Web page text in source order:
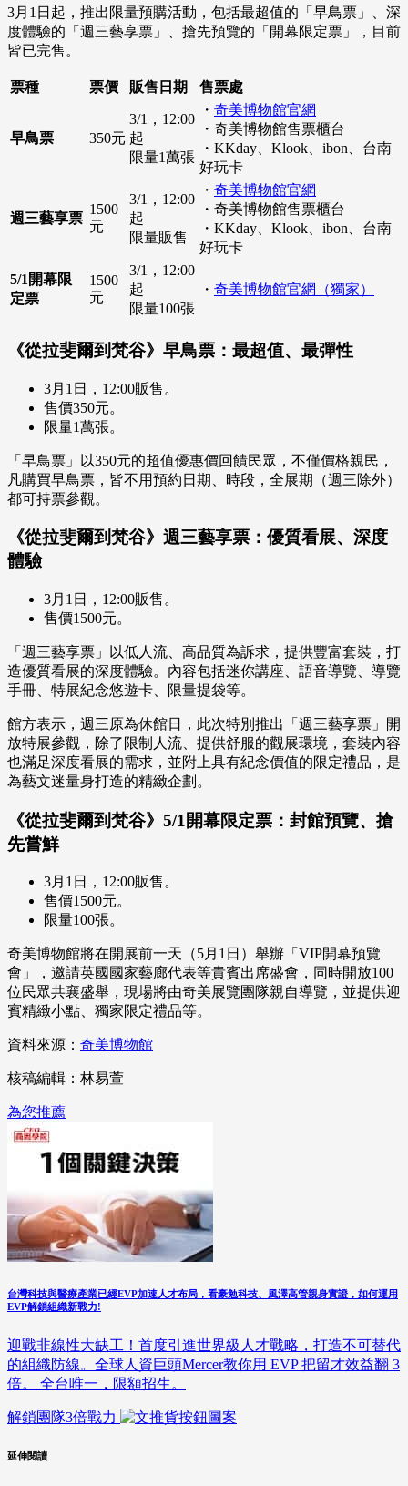
3月1日起，推出限量預購活動，包括最超值的「早鳥票」、深
度體驗的「週三藝享票」、搶先預覽的「開幕限定票」，目前
皆已完售。
票種 票價 販售日期 售票處
早鳥票 350元
3/1，12:00
起
限量1萬張
・ 奇美博物館官網
・奇美博物館售票櫃台
・KKday、Klook、ibon、台南
好玩卡
週三藝享票
1500
元
3/1，12:00
起
限量販售
・ 奇美博物館官網
・奇美博物館售票櫃台
・KKday、Klook、ibon、台南
好玩卡
5/1開幕限
定票
1500
元
3/1，12:00
起
限量100張
・ 奇美博物館官網（獨家）
《從拉斐爾到梵谷》早鳥票：最超值、最彈性
3月1日，12:00販售。
售價350元。
限量1萬張。
「早鳥票」以350元的超值優惠價回饋民眾，不僅價格親民，
凡購買早鳥票，皆不用預約日期、時段，全展期（週三除外）
都可持票參觀。
《從拉斐爾到梵谷》週三藝享票：優質看展、深度
體驗
3月1日，12:00販售。
售價1500元。
「週三藝享票」以低人流、高品質為訴求，提供豐富套裝，打
造優質看展的深度體驗。內容包括迷你講座、語音導覽、導覽
手冊、特展紀念悠遊卡、限量提袋等。
館方表示，週三原為休館日，此次特別推出「週三藝享票」開
放特展參觀，除了限制人流、提供舒服的觀展環境，套裝內容
也滿足深度看展的需求，並附上具有紀念價值的限定禮品，是
為藝文迷量身打造的精緻企劃。
《從拉斐爾到梵谷》5/1開幕限定票：封館預覽、搶
先嘗鮮
3月1日，12:00販售。
售價1500元。
限量100張。
奇美博物館將在開展前一天（5月1日）舉辦「VIP開幕預覽
會」，邀請英國國家藝廊代表等貴賓出席盛會，同時開放100
位民眾共襄盛舉，現場將由奇美展覽團隊親自導覽，並提供迎
賓精緻小點、獨家限定禮品等。
資料來源： 奇美博物館
核稿編輯：林易萱
為您推薦
台灣科技與醫療產業已經EVP加速人才布局，看豪勉科技、風澤高管親身實證，如何運用
EVP解鎖組織新戰力!
迎戰非線性大缺工！首度引進世界級人才戰略，打造不可替代
的組織防線。全球人資巨頭Mercer教你用 EVP 把留才效益翻 3
倍。 全台唯一，限額招生。
解鎖團隊3倍戰力
延伸閱讀